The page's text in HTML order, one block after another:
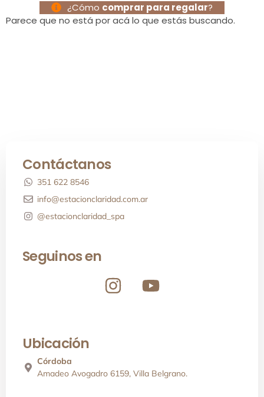
¿Cómo comprar para regalar?
Parece que no está por acá lo que estás buscando.
Contáctanos
351 622 8546
info@estacionclaridad.com.ar
@estacionclaridad_spa
Seguinos en
Ubicación
Córdoba
Amadeo Avogadro 6159, Villa Belgrano.